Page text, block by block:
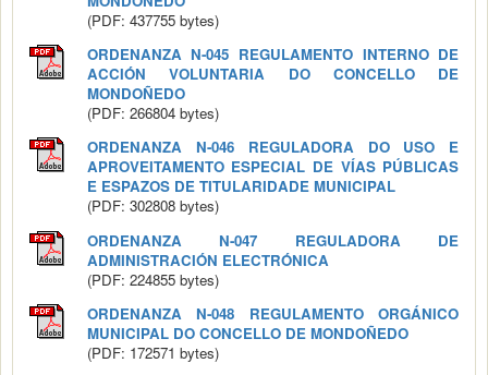
(PDF: 437755 bytes)
ORDENANZA N-045 REGULAMENTO INTERNO DE
ACCIÓN VOLUNTARIA DO CONCELLO DE
MONDOÑEDO
(PDF: 266804 bytes)
ORDENANZA N-046 REGULADORA DO USO E
APROVEITAMENTO ESPECIAL DE VÍAS PÚBLICAS
E ESPAZOS DE TITULARIDADE MUNICIPAL
(PDF: 302808 bytes)
ORDENANZA N-047 REGULADORA DE
ADMINISTRACIÓN ELECTRÓNICA
(PDF: 224855 bytes)
ORDENANZA N-048 REGULAMENTO ORGÁNICO
MUNICIPAL DO CONCELLO DE MONDOÑEDO
(PDF: 172571 bytes)